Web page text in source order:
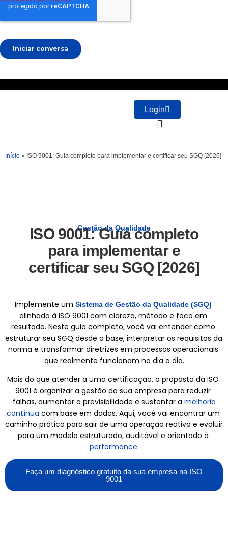
Login
Início » ISO 9001: Guia completo para implementar e certificar seu SGQ [2026]
Gestão da Qualidade
ISO 9001: Guia completo
para implementar e
certificar seu SGQ [2026]
Implemente um Sistema de Gestão da Qualidade (SGQ)
alinhado à ISO 9001 com clareza, método e foco em
resultado. Neste guia completo, você vai entender como
estruturar seu SGQ desde a base, interpretar os requisitos da
norma e transformar diretrizes em processos operacionais
que realmente funcionam no dia a dia.
Mais do que atender a uma certificação, a proposta da ISO
9001 é organizar a gestão da sua empresa para reduzir
falhas, aumentar a previsibilidade e sustentar a melhoria
contínua com base em dados. Aqui, você vai encontrar um
caminho prático para sair de uma operação reativa e evoluir
performance.
Faça um diagnóstico gratuito da sua empresa na ISO
9001